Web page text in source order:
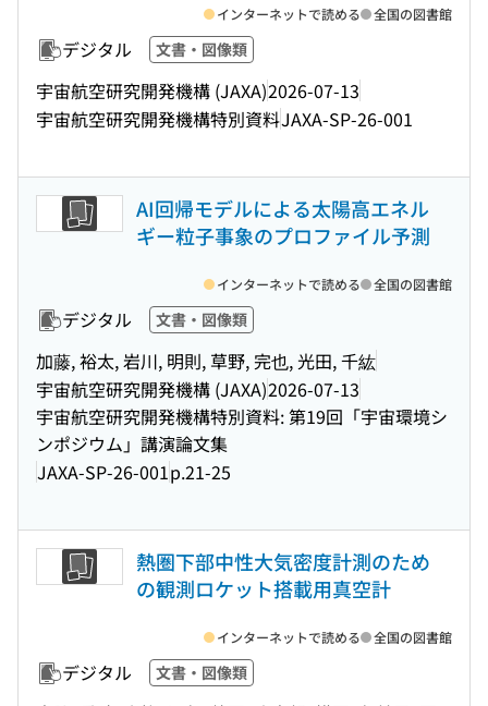
デジタル 文書・図像類
宇宙航空研究開発機構 (JAXA)2026-07-13
宇宙航空研究開発機構特別資料JAXA-SP-26-001
インターネットで読める 全国の図書館
AI回帰モデルによる太陽高エネル
ギー粒子事象のプロファイル予測
デジタル 文書・図像類
加藤, 裕太, 岩川, 明則, 草野, 完也, 光田, 千紘
宇宙航空研究開発機構 (JAXA)2026-07-13
宇宙航空研究開発機構特別資料: 第19回「宇宙環境シ
ンポジウム」講演論文集
JAXA-SP-26-001p.21-25
インターネットで読める 全国の図書館
熱圏下部中性大気密度計測のため
の観測ロケット搭載用真空計
デジタル 文書・図像類
インターネットで読める 全国の図書館